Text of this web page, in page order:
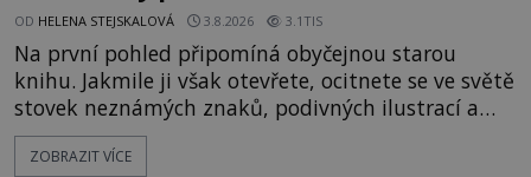
OD HELENA STEJSKALOVÁ 3.8.2026 3.1TIS
Na první pohled připomíná obyčejnou starou
knihu. Jakmile ji však otevřete, ocitnete se ve světě
stovek neznámých znaků, podivných ilustrací a
textu, který už téměř dvě století vzdoruje všem
pokusům o rozluštění. Rohoncský kodex patří mezi
ZOBRAZIT VÍCE